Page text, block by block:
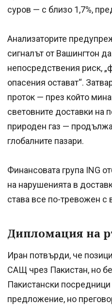
суров — с близо 1,7%,
Анализаторите
сигналът от Вашингтон
непосредствения риск,
опасения остават“.
проток — през който
световните доставки на
природен газ —
глобалните пазари.
Финансовата група ING
на нарушенията в
става все по-тревожен с
Дипломация на
Иран потвърди, че
САЩ чрез Пакистан, но
Пакистански
предложение, но